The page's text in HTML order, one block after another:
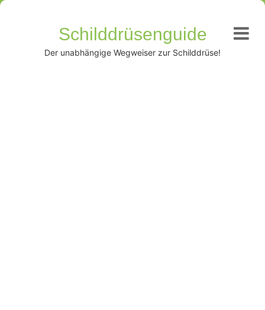
Schilddrüsenguide
Der unabhängige Wegweiser zur Schilddrüse!